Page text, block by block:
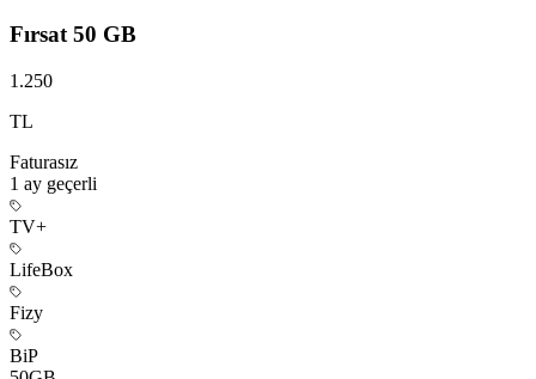
Fırsat 50 GB
1.250
TL
Faturasız
1 ay geçerli
TV+
LifeBox
Fizy
BiP